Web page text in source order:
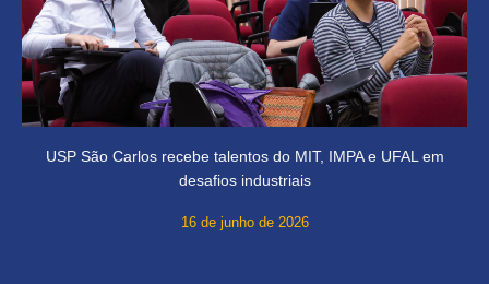
USP São Carlos recebe talentos do MIT, IMPA e UFAL em
desafios industriais
16 de junho de 2026